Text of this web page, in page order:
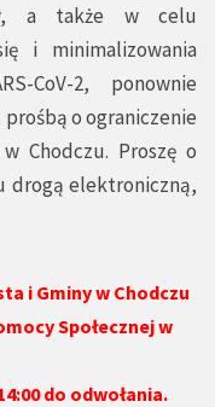
a także w celu
i minimalizowania
CoV-2, ponownie
o ograniczenie
Chodczu. Proszę o
drogą elektroniczną,
i Gminy w Chodczu
Społecznej w
do odwołania.